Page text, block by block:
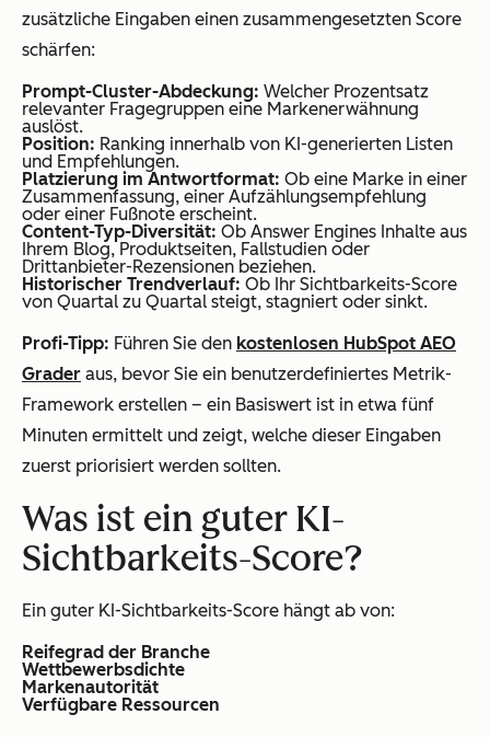
zusätzliche Eingaben einen zusammengesetzten Score
schärfen:
Prompt-Cluster-Abdeckung: Welcher Prozentsatz
relevanter Fragegruppen eine Markenerwähnung
auslöst.
Position: Ranking innerhalb von KI-generierten Listen
und Empfehlungen.
Platzierung im Antwortformat: Ob eine Marke in einer
Zusammenfassung, einer Aufzählungsempfehlung
oder einer Fußnote erscheint.
Content-Typ-Diversität: Ob Answer Engines Inhalte aus
Ihrem Blog, Produktseiten, Fallstudien oder
Drittanbieter-Rezensionen beziehen.
Historischer Trendverlauf: Ob Ihr Sichtbarkeits-Score
von Quartal zu Quartal steigt, stagniert oder sinkt.
Profi-Tipp: Führen Sie den kostenlosen HubSpot AEO
Grader aus, bevor Sie ein benutzerdefiniertes Metrik-
Framework erstellen – ein Basiswert ist in etwa fünf
Minuten ermittelt und zeigt, welche dieser Eingaben
zuerst priorisiert werden sollten.
Was ist ein guter KI-
Sichtbarkeits-Score?
Ein guter KI-Sichtbarkeits-Score hängt ab von:
Reifegrad der Branche
Wettbewerbsdichte
Markenautorität
Verfügbare Ressourcen